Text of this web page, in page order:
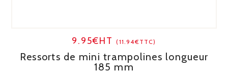
9.95€HT(11.94€TTC)
Ressorts de mini trampolines longueur
185 mm